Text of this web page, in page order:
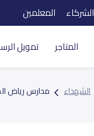
الشركاء المعلمين
المتاجر تمويل
الشهداء مدارس رياض